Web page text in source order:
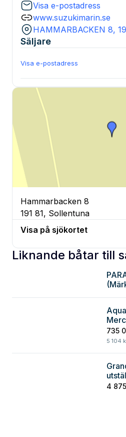
Visa e-postadress
www.suzukimarin.se
HAMMARBACKEN 8,
Säljare
Visa e-postadress
Hammarbacken 8
191 81, Sollentuna
Visa på sjökortet
Liknande båtar till
735
5 104
4